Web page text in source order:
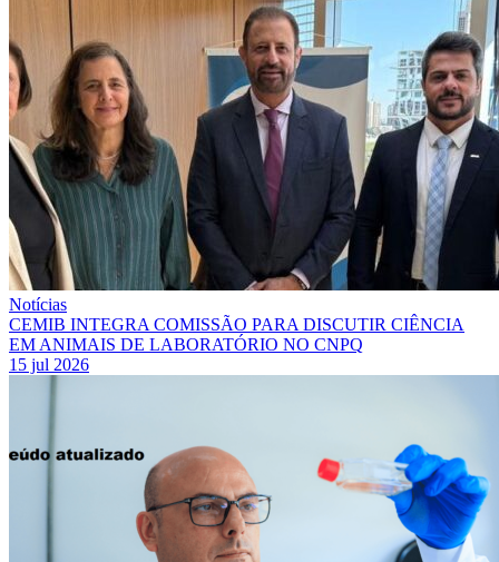
Notícias
CEMIB INTEGRA COMISSÃO PARA DISCUTIR CIÊNCIA
EM ANIMAIS DE LABORATÓRIO NO CNPQ
15 jul 2026